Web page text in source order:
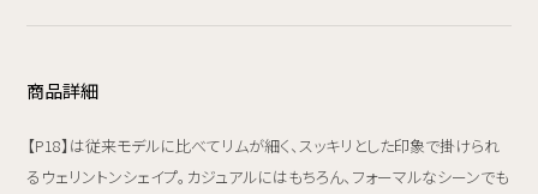
商品詳細
【P18】は従来モデルに比べてリムが細く、スッキリとした印象で掛けられ
るウェリントンシェイプ。カジュアルにはもちろん、フォーマルなシーンでも